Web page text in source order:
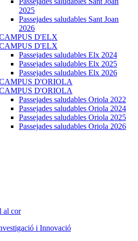
2025
Passejades saludables Sant Joan
2026
D'ELX
D'ELX
Passejades saludables Elx 2024
Passejades saludables Elx 2025
Passejades saludables Elx 2026
D'ORIOLA
D'ORIOLA
Passejades saludables Oriola 2022
Passejades saludables Oriola 2024
Passejades saludables Oriola 2025
Passejades saludables Oriola 2026
al cor
i Innovació